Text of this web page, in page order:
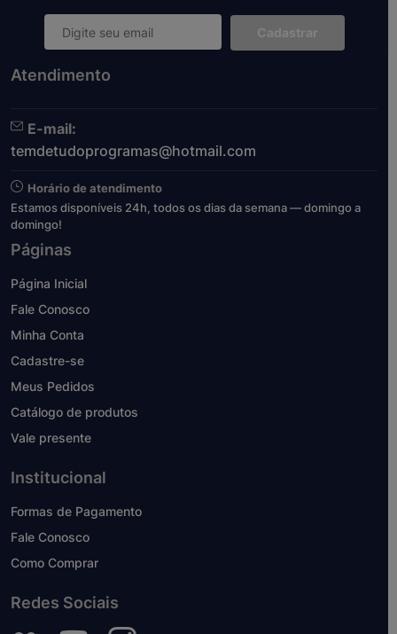
Cadastrar
Atendimento
E-mail:
temdetudoprogramas@hotmail.com
Horário de atendimento
Estamos disponíveis 24h, todos os dias da semana — domingo a
domingo!
Páginas
Página Inicial
Fale Conosco
Minha Conta
Cadastre-se
Meus Pedidos
Catálogo de produtos
Vale presente
Institucional
Formas de Pagamento
Fale Conosco
Como Comprar
Redes Sociais